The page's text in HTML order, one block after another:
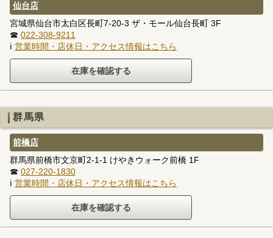
仙台店
宮城県仙台市太白区長町7-20-3 ザ・モール仙台長町 3F
☎ 022-308-9211
ℹ 営業時間・店休日・アクセス情報はこちら
群馬県
前橋店
群馬県前橋市文京町2-1-1 けやきウォーク前橋 1F
☎ 027-220-1830
ℹ 営業時間・店休日・アクセス情報はこちら